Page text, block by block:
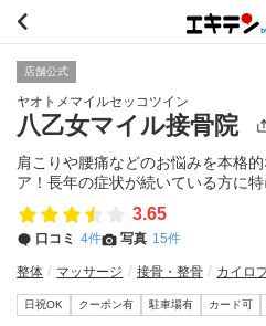
店舗公式
ヤオトメマイルセッコツイン
八乙女マイル接骨院
肩こりや腰痛などのお悩みを本格
ア！長年の症状が続いている方に
3.65
口コミ 4件 写真 15件
整体 マッサージ 接骨・整骨 カイロ
日祝OK クーポン有 駐車場有 カード可